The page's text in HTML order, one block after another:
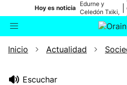
Hoy es noticia
Edurne y
Celedón Txiki,
en directo
Buscador
Inicio Actualidad
Escuchar